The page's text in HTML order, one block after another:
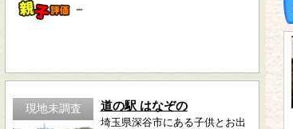
－
現地未調査 道の駅 はなぞの
埼玉県深谷市にある子供とお出